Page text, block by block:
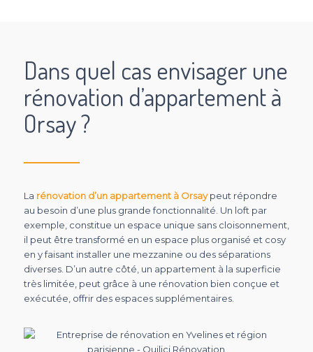
Dans quel cas envisager une
rénovation d’appartement à
Orsay ?
La rénovation d’un appartement à Orsaypeut répondre
au besoin d’une plus grande fonctionnalité. Un loft par
exemple, constitue un espace unique sans cloisonnement,
il peut être transformé en un espace plus organisé et cosy
en y faisant installer une mezzanine ou des séparations
diverses. D’un autre côté, un appartement à la superficie
très limitée, peut grâce à une rénovation bien conçue et
exécutée, offrir des espaces supplémentaires.